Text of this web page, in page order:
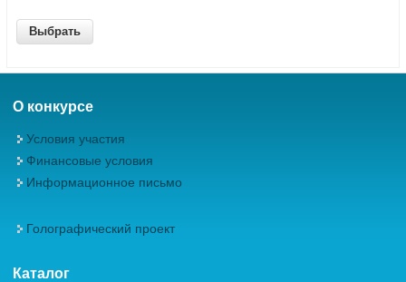
О конкурсе
Условия участия
Финансовые условия
Информационное письмо
Голографический проект
Каталог